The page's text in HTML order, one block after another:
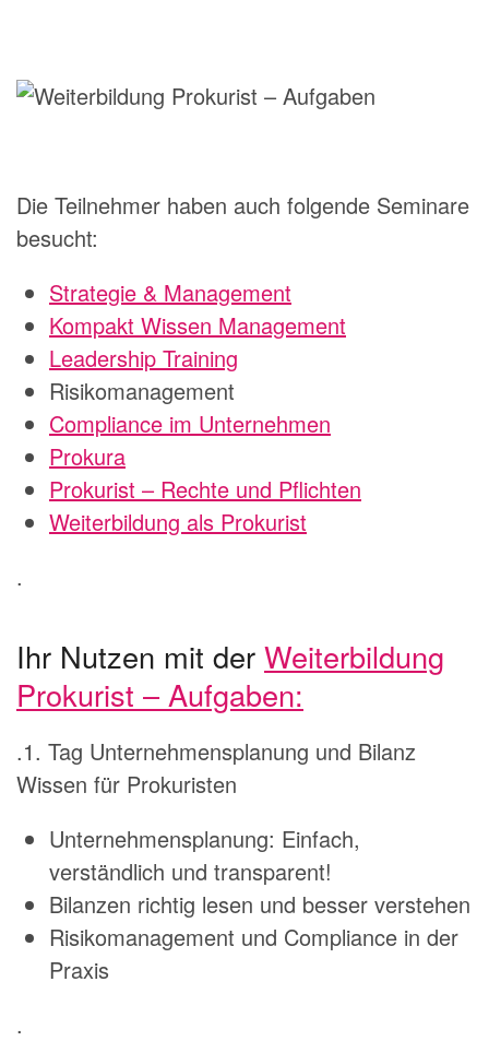
Die Teilnehmer haben auch folgende Seminare
besucht:
Strategie & Management
Kompakt Wissen Management
Leadership Training
Risikomanagement
Compliance im Unternehmen
Prokura
Prokurist – Rechte und Pflichten
Weiterbildung als Prokurist
.
Ihr Nutzen mit der Weiterbildung
Prokurist – Aufgaben:
.1. Tag Unternehmensplanung und Bilanz
Wissen für Prokuristen
Unternehmensplanung: Einfach,
verständlich und transparent!
Bilanzen richtig lesen und besser verstehen
Risikomanagement und Compliance in der
Praxis
.